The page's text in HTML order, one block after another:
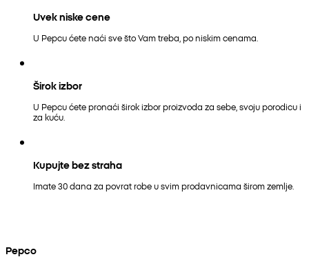
Uvek niske cene
U Pepcu ćete naći sve što Vam treba, po niskim cenama.
Širok izbor
U Pepcu ćete pronaći širok izbor proizvoda za sebe, svoju porodicu i
za kuću.
Kupujte bez straha
Imate 30 dana za povrat robe u svim prodavnicama širom zemlje.
Pepco